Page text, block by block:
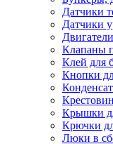
Датчики
Датчики
Клапаны
Клей для
Кнопки
Крышки
Крючки
Люки в